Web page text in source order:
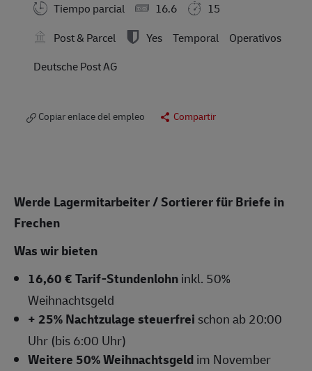
Tiempo parcial
16.6
15
Post & Parcel
Yes Temporal
Operativos
Deutsche Post AG
Copiar enlace del empleo Compartir
Werde Lagermitarbeiter / Sortierer für Briefe in
Frechen
Was wir bieten
16,60 € Tarif-Stundenlohninkl. 50%
Weihnachtsgeld
+ 25% Nachtzulage steuerfrei schon ab 20:00
Uhr (bis 6:00 Uhr)
Weitere 50% Weihnachtsgeldim November